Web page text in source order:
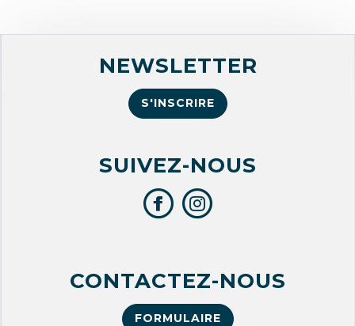
NEWSLETTER
S'INSCRIRE
SUIVEZ-NOUS
CONTACTEZ-NOUS
FORMULAIRE